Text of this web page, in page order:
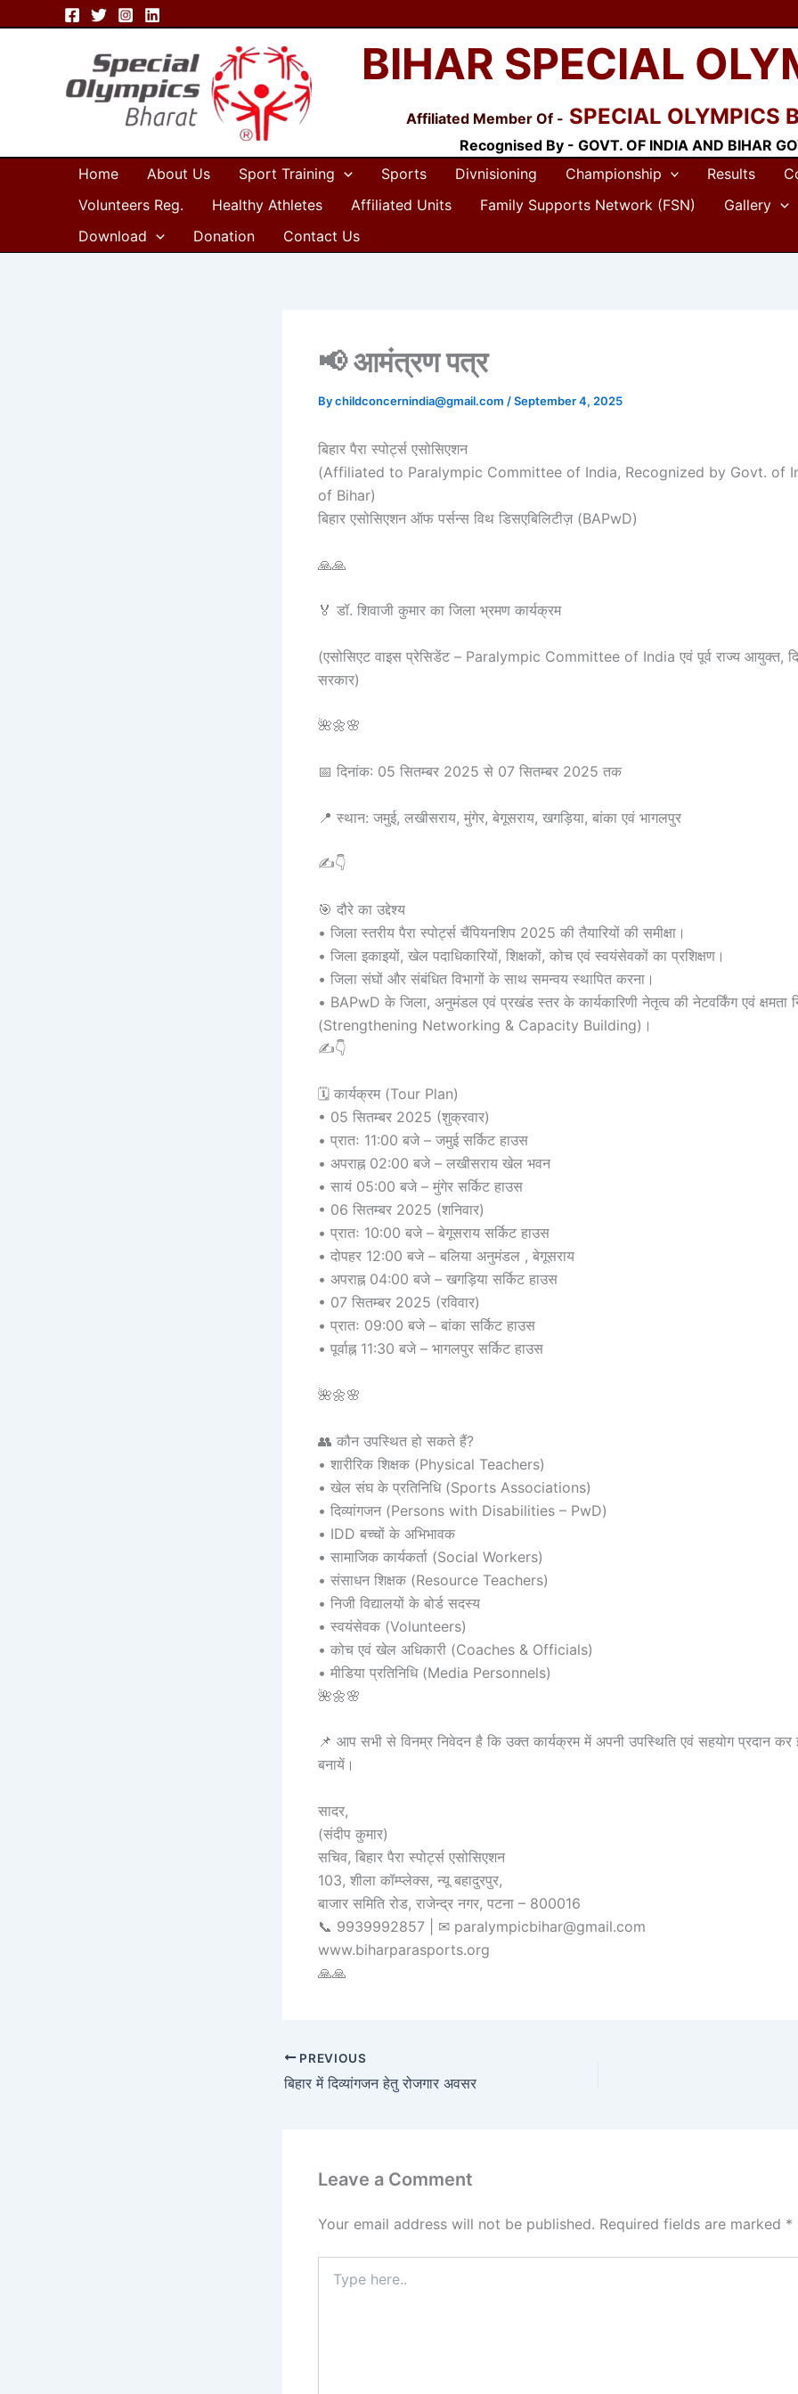
to
BIHAR SPECIAL
Affiliated Member Of - SPECIAL OLYMPICS
Recognised By - GOVT. OF INDIA AND BIHAR
Home
About Us Sport Training Sports Divnisioning Championship Results
Volunteers Reg.
Healthy Athletes Affiliated Units Family Supports Network (FSN) Gallery
Download
Donation Contact Us
📢 आमंत्रण पत्र
Bychildconcernindia@gmail.com /September 4, 2025
बिहार पैरा स्पोर्ट्स एसोसिएशन
(Affiliated to Paralympic Committee of India, Recognized by Govt. of
of Bihar)
बिहार एसोसिएशन ऑफ पर्सन्स विथ डिसएबिलिटीज़ (BAPwD)
🙏🙏
🏅 डॉ. शिवाजी कुमार का जिला भ्रमण कार्यक्रम
(एसोसिएट वाइस प्रेसिडेंट – Paralympic Committee of India एवं पूर्व राज्य आयुक्त,
सरकार)
🌺🌼🌸
📅 दिनांक: 05 सितम्बर 2025 से 07 सितम्बर 2025 तक
📍 स्थान: जमुई, लखीसराय, मुंगेर, बेगूसराय, खगड़िया, बांका एवं भागलपुर
✍👇
🎯 दौरे का उद्देश्य
• जिला स्तरीय पैरा स्पोर्ट्स चैंपियनशिप 2025 की तैयारियों की समीक्षा।
• जिला इकाइयों, खेल पदाधिकारियों, शिक्षकों, कोच एवं स्वयंसेवकों का प्रशिक्षण।
• जिला संघों और संबंधित विभागों के साथ समन्वय स्थापित करना।
• BAPwD के जिला, अनुमंडल एवं प्रखंड स्तर के कार्यकारिणी नेतृत्व की नेटवर्किंग एवं क्षमता
(Strengthening Networking & Capacity Building)।
✍👇
🗓 कार्यक्रम (Tour Plan)
• 05 सितम्बर 2025 (शुक्रवार)
• प्रातः 11:00 बजे – जमुई सर्किट हाउस
• अपराह्न 02:00 बजे – लखीसराय खेल भवन
• सायं 05:00 बजे – मुंगेर सर्किट हाउस
• 06 सितम्बर 2025 (शनिवार)
• प्रातः 10:00 बजे – बेगूसराय सर्किट हाउस
• दोपहर 12:00 बजे – बलिया अनुमंडल , बेगूसराय
• अपराह्न 04:00 बजे – खगड़िया सर्किट हाउस
• 07 सितम्बर 2025 (रविवार)
• प्रातः 09:00 बजे – बांका सर्किट हाउस
• पूर्वाह्न 11:30 बजे – भागलपुर सर्किट हाउस
🌺🌼🌸
👥 कौन उपस्थित हो सकते हैं?
• शारीरिक शिक्षक (Physical Teachers)
• खेल संघ के प्रतिनिधि (Sports Associations)
• दिव्यांगजन (Persons with Disabilities – PwD)
• IDD बच्चों के अभिभावक
• सामाजिक कार्यकर्ता (Social Workers)
• संसाधन शिक्षक (Resource Teachers)
• निजी विद्यालयों के बोर्ड सदस्य
• स्वयंसेवक (Volunteers)
• कोच एवं खेल अधिकारी (Coaches & Officials)
• मीडिया प्रतिनिधि (Media Personnels)
🌺🌼🌸
📌 आप सभी से विनम्र निवेदन है कि उक्त कार्यक्रम में अपनी उपस्थिति एवं सहयोग प्रदान
बनायें।
सादर,
(संदीप कुमार)
सचिव, बिहार पैरा स्पोर्ट्स एसोसिएशन
103, शीला कॉम्प्लेक्स, न्यू बहादुरपुर,
बाजार समिति रोड, राजेन्द्र नगर, पटना – 800016
📞 9939992857 | ✉ paralympicbihar@gmail.com
www.biharparasports.org
🙏🙏
PREVIOUS
बिहार में दिव्यांगजन हेतु रोजगार अवसर
Leave a Comment
Your email address will not be published. Required fields are marked *
here..